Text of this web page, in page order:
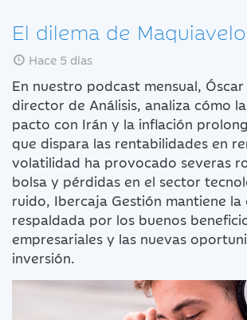
El dilema de
Hace 5 días
En nuestro podcast mensual,
director de Análisis, analiza cómo
pacto con Irán y la inflación
que dispara las rentabilidades en
volatilidad ha provocado severas
bolsa y pérdidas en el sector
ruido, Ibercaja Gestión mantiene la
respaldada por los buenos
empresariales y las nuevas
inversión.